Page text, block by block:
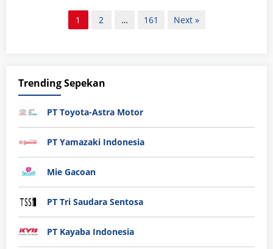
1 2 … 161 Next »
Trending Sepekan
PT Toyota-Astra Motor
PT Yamazaki Indonesia
Mie Gacoan
PT Tri Saudara Sentosa
PT Kayaba Indonesia